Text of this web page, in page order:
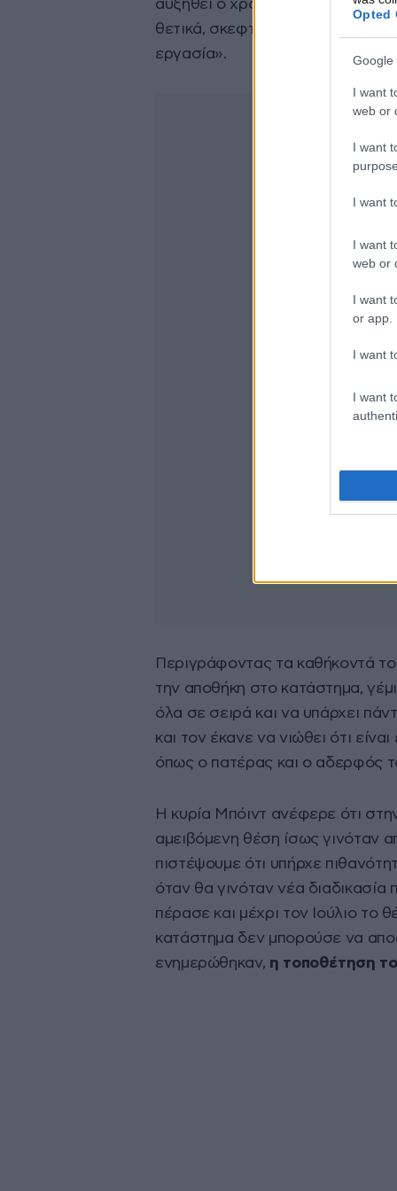
Opted
Google
I want
web or
I want
I want
I want
web or
I want
or app.
I want
I want
αυξηθεί ο χρόνος σε δύο ημέρες
θετικά, σκεφτήκαμε να
εργασία».
Περιγράφοντας τα καθήκοντά
την αποθήκη στο κατάστημα,
όλα σε σειρά και να υπάρχει
και τον έκανε να νιώθει ότι
όπως ο πατέρας και ο αδερφός
Η κυρία Μπόιντ ανέφερε ότι
αμειβόμενη θέση ίσως γινόταν
πιστέψουμε ότι υπήρχε
όταν θα γινόταν νέα
πέρασε και μέχρι τον Ιούλιο το
κατάστημα δεν μπορούσε να
ενημερώθηκαν, η τοποθέτηση